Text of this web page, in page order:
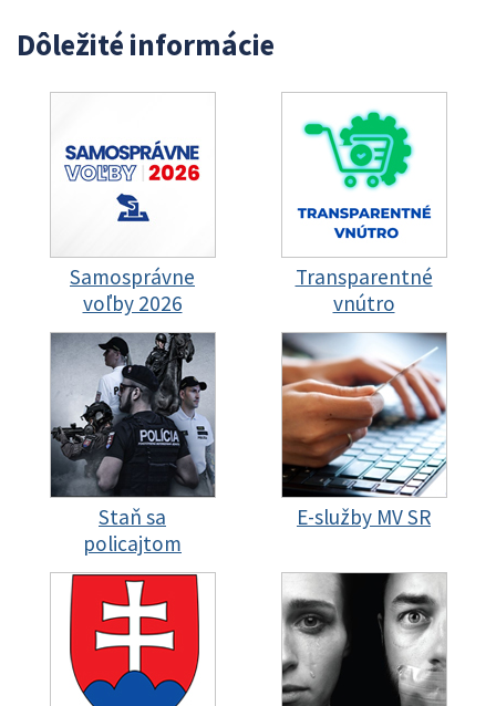
Dôležité informácie
Samosprávne
voľby 2026
Transparentné
vnútro
Staň sa
policajtom
E-služby MV SR